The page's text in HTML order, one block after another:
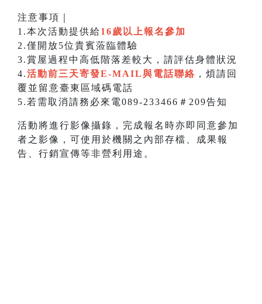
注意事項｜
1.本次活動提供給16歲以上報名參加
2.僅開放5位貴賓蒞臨體驗
3.賞屋過程中高低階落差較大，請評估身體狀況
4.活動前三天寄發E-MAIL與電話聯絡 ，煩請回
覆並留意臺東區域碼電話
5.若需取消請務必來電089-233466＃209告知
活動將進行影像攝錄，完成報名時亦即同意參加
者之影像，可使用於機關之內部存檔、成果報
告、行銷宣傳等非營利用途。